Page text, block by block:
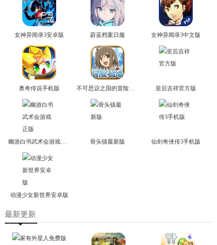
女神异闻录3安卓版 蔚蓝档案日服 女神异闻录3中文版
奥奇传说手机版 不可思议之国的冒险官方版 皇后吉祥官方版
幽游白书武术会游戏正版 骨头镇最新版 仙剑奇侠传3手机版
动漫少女新世界安卓版
最新更新